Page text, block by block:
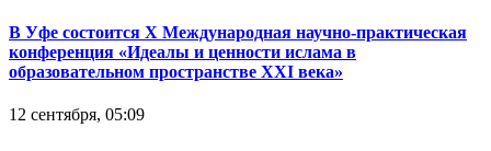
В Уфе состоится Х Международная научно-практическая
конференция «Идеалы и ценности ислама в
образовательном пространстве XXI века»
12 сентября, 05:09